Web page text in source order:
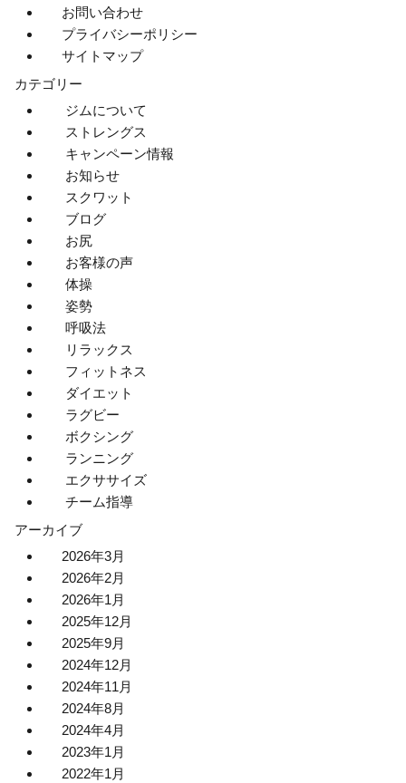
お問い合わせ
プライバシーポリシー
サイトマップ
カテゴリー
ジムについて
ストレングス
キャンペーン情報
お知らせ
スクワット
ブログ
お尻
お客様の声
体操
姿勢
呼吸法
リラックス
フィットネス
ダイエット
ラグビー
ボクシング
ランニング
エクササイズ
チーム指導
アーカイブ
2026年3月
2026年2月
2026年1月
2025年12月
2025年9月
2024年12月
2024年11月
2024年8月
2024年4月
2023年1月
2022年1月